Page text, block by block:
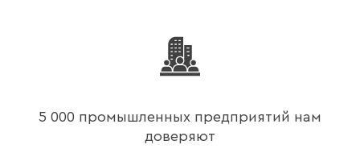
5 000 промышленных предприятий нам
доверяют